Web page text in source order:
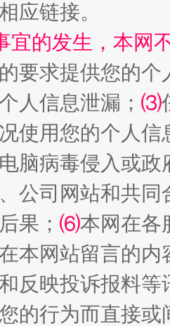
罪" "炒
应链接。
宜的发生，本网
要求提供您的个
人信息泄漏； ⑶
使用您的个人
脑病毒侵入或
公司网站和共
果； ⑹本网在各
本网站留言的内
反映投诉报料
的行为而直接